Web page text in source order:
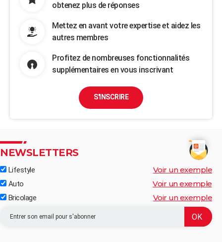
obtenez plus de réponses
Mettez en avant votre expertise et aidez les
autres membres
Profitez de nombreuses fonctionnalités
supplémentaires en vous inscrivant
S'INSCRIRE
NEWSLETTERS
Lifestyle Voir un exemple
Auto Voir un exemple
Bricolage Voir un exemple